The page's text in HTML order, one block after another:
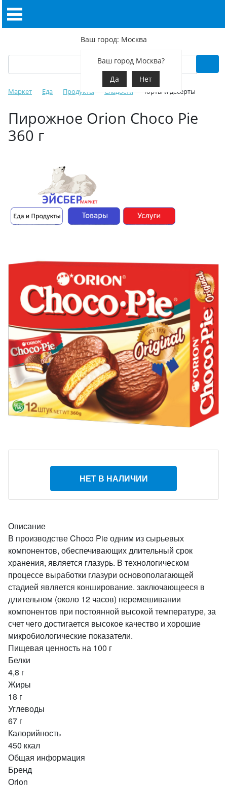
Ваш город: Москва
Ваш город Москва?
Да
Нет
Маркет Еда Продукты Сладости Торты и десерты
Пирожное Orion Choco Pie
360 г
НЕТ В НАЛИЧИИ
Описание
В производстве Choco Pie одним из сырьевых
компонентов, обеспечивающих длительный срок
хранения, является глазурь. В технологическом
процессе выработки глазури основополагающей
стадией является конширование. заключающееся в
длительном (около 12 часов) перемешивании
компонентов при постоянной высокой температуре, за
счет чего достигается высокое качество и хорошие
микробиологические показатели.
Пищевая ценность на 100 г
Белки
4,8 г
Жиры
18 г
Углеводы
67 г
Калорийность
450 ккал
Общая информация
Бренд
Orion